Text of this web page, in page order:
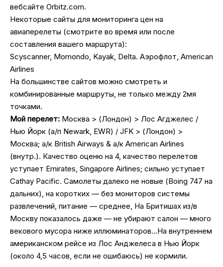
вебсайте Orbitz.com.
Некоторые сайты для мониторинга цен на
авиаперелеты (смотрите во время или после
составления вашего маршрута):
Scyscanner, Momondo, Kayak, Delta. Аэрофлот, American
Airlines
На большинстве сайтов можно смотреть и
комбинированные маршруты, не только между 2мя
точками.
Мой перелет: Москва > (Лондон) > Лос Агджелес /
Нью Йорк (а/п Newark, EWR) / JFK > (Лондон) >
Москва; а/к British Airways & а/к American Airlines
(внутр.). Качество оценю на 4, качество перелетов
уступает Emirates, Singapore Airlines; сильно уступает
Cathay Pacific. Cамолеты далеко не новые (Boing 747 на
дальних), на коротких — без мониторов системы
развлечений, питание — среднее, На Бритишах из/в
Москву показалось даже — не убирают салон — много
векового мусора ниже иллюминаторов…На внутреннем
американском рейсе из Лос Анджелеса в Нью Йорк
(около 4,5 часов, если не ошибаюсь) не кормили.